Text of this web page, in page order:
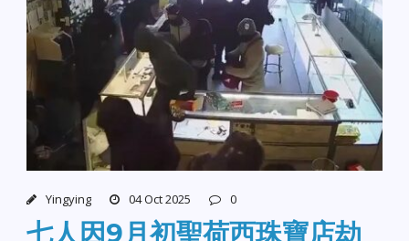
Yingying 04 Oct 2025 0
七人因9月初聖荷西珠寶店劫